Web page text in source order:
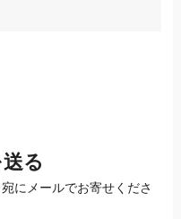
る
宛にメールでお寄せくださ